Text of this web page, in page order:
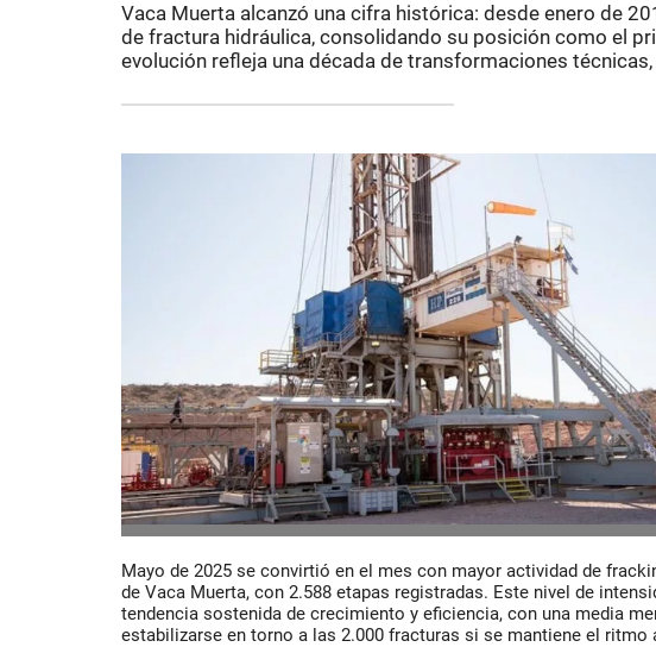
Vaca Muerta alcanzó una cifra histórica: desde enero de
de fractura hidráulica, consolidando su posición como el
evolución refleja una década de transformaciones
Mayo de 2025 se convirtió en el mes con mayor actividad de
de Vaca Muerta, con 2.588 etapas registradas. Este nivel de
tendencia sostenida de crecimiento y eficiencia, con una media
estabilizarse en torno a las 2.000 fracturas si se mantiene el ritmo